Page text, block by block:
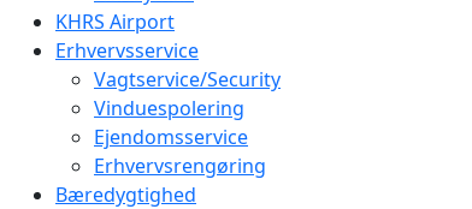
KHRS Airport
Erhvervsservice
Vagtservice/Security
Vinduespolering
Ejendomsservice
Erhvervsrengøring
Bæredygtighed